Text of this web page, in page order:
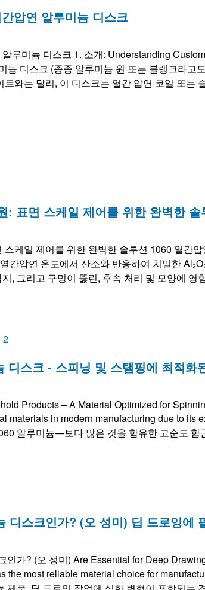
압연 알루미늄 디스크
루미늄 디스크 1. 소개: Understanding
늄 디스크​ (종종 알루미늄 원 또는 블랭크라고
와는 달리, 이 디스크는 열간 압연 코일 또는
: 표면 스케일 제어를 위한 완벽한 솔
케일 제어를 위한 완벽한 솔루션 1060 열간
간압연 온도에서 산소와 반응하여 치밀한
, 그리고 구멍이 뚫린, 후속 처리 및 모양에 영
디스크 - 스피닝 및 스탬핑에 최적화
Products – A Material Optimized for
materials in modern manufacturing due to its
알루미늄—보다 많은 것을 함유한 고순도
디스크인가? (오 성미) 딥 드로잉에
인가? (오 성미) Are Essential for Deep
the most reliable material choice for